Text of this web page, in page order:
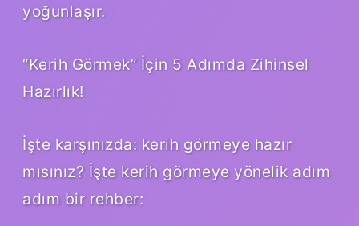
yoğunlaşır.
“Kerih Görmek” İçin 5 Adımda Zihinsel
Hazırlık!
İşte karşınızda: kerih görmeye hazır
mısınız? İşte kerih görmeye yönelik adım
adım bir rehber: